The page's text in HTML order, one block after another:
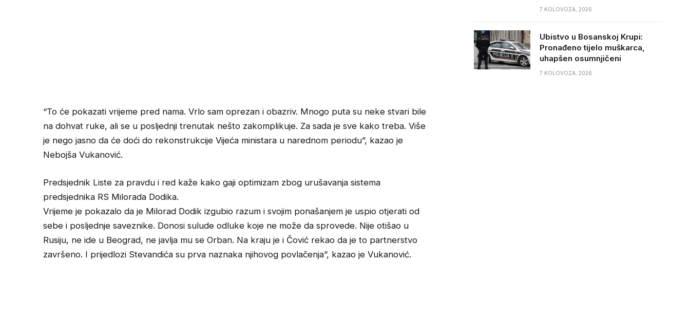
“To će pokazati vrijeme pred nama. Vrlo sam oprezan i obazriv. Mnogo puta su neke stvari bile
na dohvat ruke, ali se u posljednji trenutak nešto zakomplikuje. Za sada je sve kako treba. Više
je nego jasno da će doći do rekonstrukcije Vijeća ministara u narednom periodu”, kazao je
Nebojša Vukanović.
Predsjednik Liste za pravdu i red kaže kako gaji optimizam zbog urušavanja sistema
predsjednika RS Milorada Dodika.
Vrijeme je pokazalo da je Milorad Dodik izgubio razum i svojim ponašanjem je uspio otjerati od
sebe i posljednje saveznike. Donosi sulude odluke koje ne može da sprovede. Nije otišao u
Rusiju, ne ide u Beograd, ne javlja mu se Orban. Na kraju je i Čović rekao da je to partnerstvo
završeno. I prijedlozi Stevandića su prva naznaka njihovog povlačenja”, kazao je Vukanović.
7 KOLOVOZA, 2026
Ubistvo u Bosanskoj Krupi:
Pronađeno tijelo muškarca,
uhapšen osumnjičeni
7 KOLOVOZA, 2026